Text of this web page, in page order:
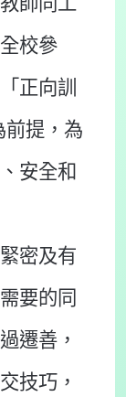
校參
正向訓
前提，為
安全和
密及有
要的同
遷善，
技巧，